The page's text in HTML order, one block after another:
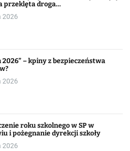
przeklęta droga…
2026
2026” – kpiny z bezpieczeństwa
2026
roku szkolnego w SP w
i pożegnanie dyrekcji szkoły
2026